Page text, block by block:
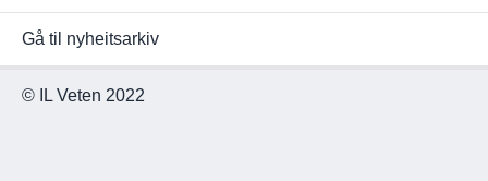
Gå til nyheitsarkiv
© IL Veten 2022